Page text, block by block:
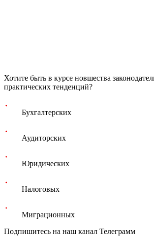
Хотите быть в курсе новшества
практических тенденций?
Бухгалтерских
Аудиторских
Юридических
Налоговых
Миграционных
Подпишитесь на наш канал Телеграмм